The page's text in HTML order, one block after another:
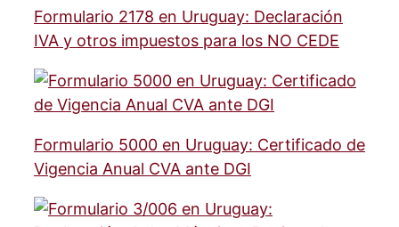
Formulario 2178 en Uruguay: Declaración
IVA y otros impuestos para los NO CEDE
Formulario 5000 en Uruguay: Certificado de
Vigencia Anual CVA ante DGI